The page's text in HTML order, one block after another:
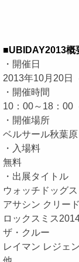
■UBIDAY2013概
・開催日
2013年10月20日
・開催時間
10：00～18：00
・開催場所
ベルサール秋葉
・入場料
無料
・出展タイトル
ウォッチドッグス
アサシン クリー
ロックスミス
ザ・クルー
レイマン レジェ